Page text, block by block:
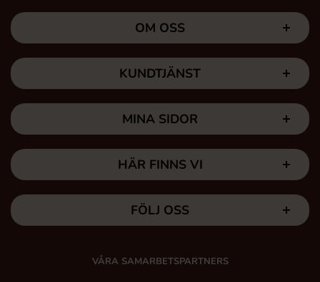
OM OSS
KUNDTJÄNST
MINA SIDOR
HÄR FINNS VI
FÖLJ OSS
VÅRA SAMARBETSPARTNERS